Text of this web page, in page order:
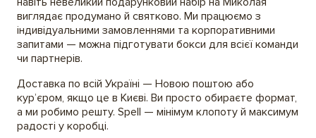
виглядає продумано й святково. Ми працюємо з
індивідуальними замовленнями та корпоративними
запитами — можна підготувати бокси для всієї команди
чи партнерів.
Доставка по всій Україні — Новою поштою або
курʼєром, якщо це в Києві. Ви просто обираєте формат,
а ми робимо решту. Spell — мінімум клопоту й максимум
радості у коробці.